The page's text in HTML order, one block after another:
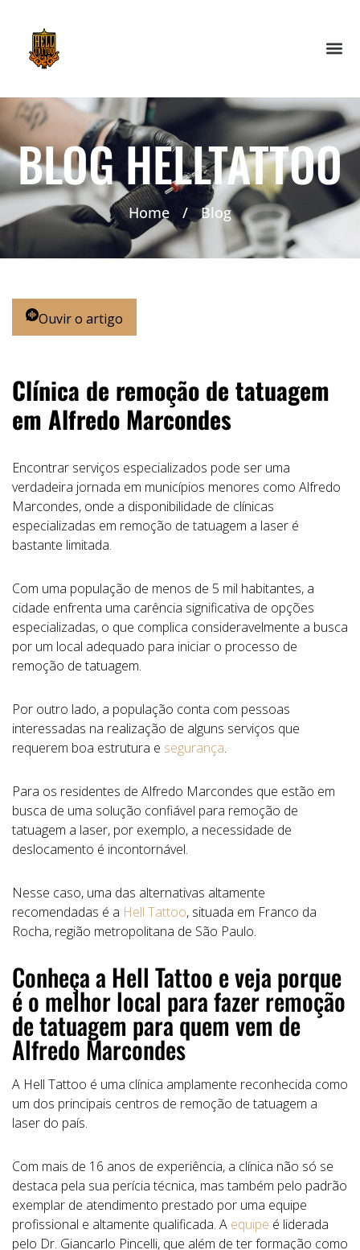
BLOG HELLTATTOO
Home / Blog
Ouvir o artigo
Clínica de remoção de tatuagem
em Alfredo Marcondes
Encontrar serviços especializados pode ser uma
verdadeira jornada em municípios menores como Alfredo
Marcondes, onde a disponibilidade de clínicas
especializadas em remoção de tatuagem a laser é
bastante limitada.
Com uma população de menos de 5 mil habitantes, a
cidade enfrenta uma carência significativa de opções
especializadas, o que complica consideravelmente a busca
por um local adequado para iniciar o processo de
remoção de tatuagem.
Por outro lado, a população conta com pessoas
interessadas na realização de alguns serviços que
requerem boa estrutura e segurança.
Para os residentes de Alfredo Marcondes que estão em
busca de uma solução confiável para remoção de
tatuagem a laser, por exemplo, a necessidade de
deslocamento é incontornável.
Nesse caso, uma das alternativas altamente
recomendadas é a Hell Tattoo, situada em Franco da
Rocha, região metropolitana de São Paulo.
Conheça a Hell Tattoo e veja porque
é o melhor local para fazer remoção
de tatuagem para quem vem de
Alfredo Marcondes
A Hell Tattoo é uma clínica amplamente reconhecida como
um dos principais centros de remoção de tatuagem a
laser do país.
Com mais de 16 anos de experiência, a clínica não só se
destaca pela sua perícia técnica, mas também pelo padrão
exemplar de atendimento prestado por uma equipe
profissional e altamente qualificada. A equipe é liderada
pelo Dr. Giancarlo Pincelli, que além de ter formação como